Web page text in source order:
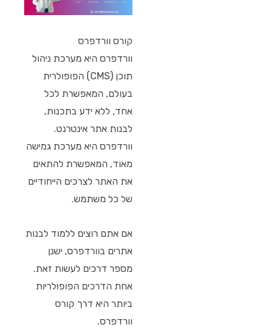
קורס וורדפרס
וורדפרס היא מערכת ניהול
תוכן (CMS) הפופולרית
בעולם, המאפשרת לכל
אחד, ללא ידע בתכנות,
לבנות אתר אינטרנט.
וורדפרס היא מערכת גמישה
מאוד, המאפשרת להתאים
את האתר לצרכים הייחודיים
של כל משתמש.
אם אתם רוצים ללמוד לבנות
אתרים בוורדפרס, ישנן
מספר דרכים לעשות זאת.
אחת הדרכים הפופולריות
ביותר היא דרך קורס
וורדפרס.